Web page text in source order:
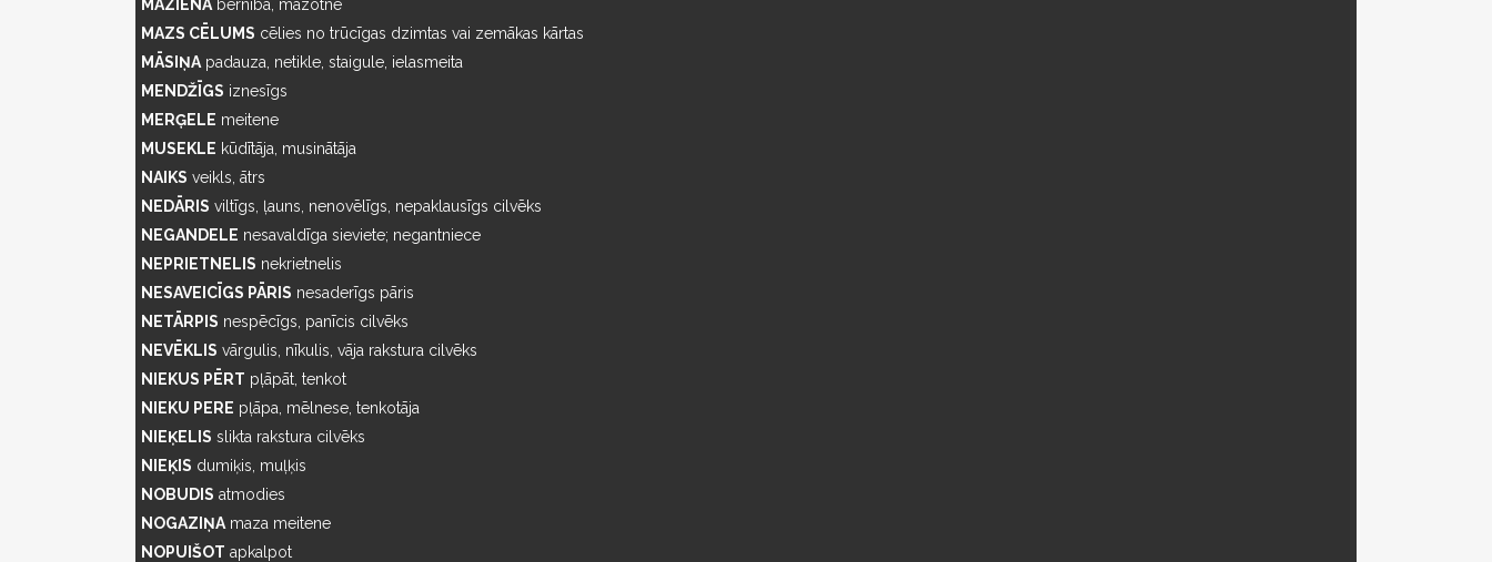
MAZIENA bērnība, mazotne
MAZS CĒLUMS cēlies no trūcīgas dzimtas vai zemākas kārtas
MĀSIŅA padauza, netikle, staigule, ielasmeita
MENDŽĪGS iznesīgs
MERĢELE meitene
MUSEKLE kūdītāja, musinātāja
NAIKS veikls, ātrs
NEDĀRIS viltīgs, ļauns, nenovēlīgs, nepaklausīgs cilvēks
NEGANDELE nesavaldīga sieviete; negantniece
NEPRIETNELIS nekrietnelis
NESAVEICĪGS PĀRIS nesaderīgs pāris
NETĀRPIS nespēcīgs, panīcis cilvēks
NEVĒKLIS vārgulis, nīkulis, vāja rakstura cilvēks
NIEKUS PĒRT pļāpāt, tenkot
NIEKU PERE pļāpa, mēlnese, tenkotāja
NIEĶELIS slikta rakstura cilvēks
NIEĶIS dumiķis, muļķis
NOBUDIS atmodies
NOGAZIŅA maza meitene
NOPUIŠOT apkalpot